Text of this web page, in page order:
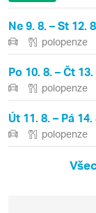
Ne 9. 8. – St 12.
polopenze
Po 10. 8. – Čt
polopenze
Út 11. 8. – Pá
polopenze